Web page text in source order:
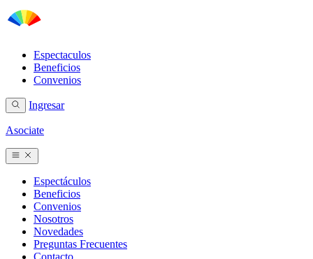
Espectaculos
Beneficios
Convenios
Ingresar
Asociate
Espectáculos
Beneficios
Convenios
Nosotros
Novedades
Preguntas Frecuentes
Contacto